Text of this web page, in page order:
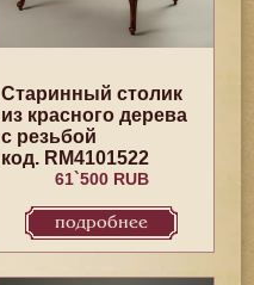
Старинный столик
из красного дерева
с резьбой
код. RM4101522
61`500 RUB
подробнее